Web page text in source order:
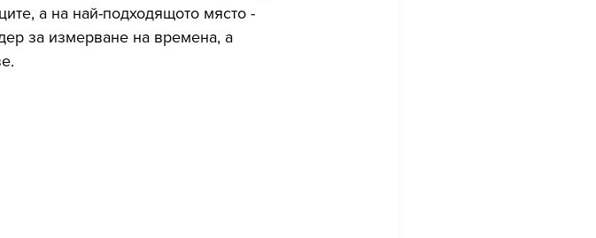
а на най-подходящото място -
за измерване на времена, а